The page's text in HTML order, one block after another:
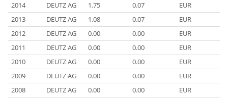
2014
DEUTZ AG 1.75 0.07
EUR
2013
DEUTZ AG 1.08 0.07
EUR
2012
DEUTZ AG 0.00 0.00
EUR
2011
DEUTZ AG 0.00 0.00
EUR
2010
DEUTZ AG 0.00 0.00
EUR
2009
DEUTZ AG 0.00 0.00
EUR
2008
DEUTZ AG 0.00 0.00
EUR